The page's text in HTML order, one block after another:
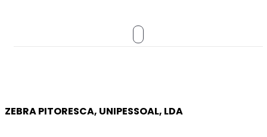
ZEBRA PITORESCA, UNIPESSOAL, LDA